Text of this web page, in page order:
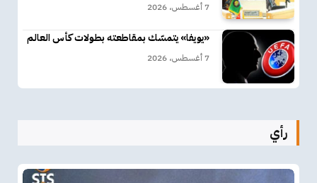
7 أغسطس، 2026
«يويفا» يتمسّك بمقاطعته بطولات كأس العالم
7 أغسطس، 2026
رأي